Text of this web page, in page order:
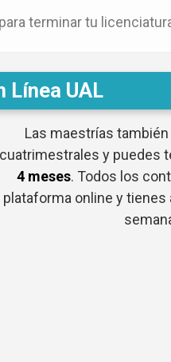
para terminar tu
Línea UAL
Las maestrías
cuatrimestrales y puedes
4 meses. Todos los
plataforma online y tienes